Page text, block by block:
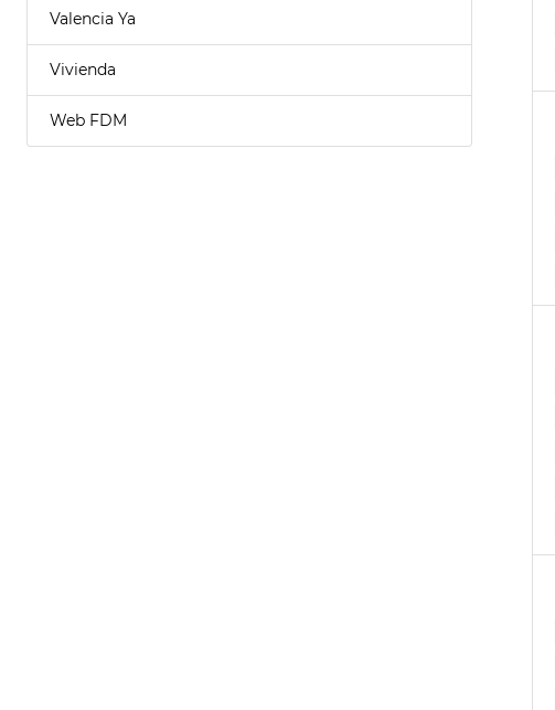
Valencia Ya
Vivienda
Web FDM